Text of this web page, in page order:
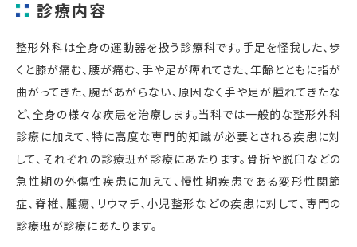
診療内容
整形外科は全身の運動器を扱う診療科です。手足を怪我した、歩
くと膝が痛む、腰が痛む、手や足が痺れてきた、年齢とともに指が
曲がってきた、腕があがらない、原因なく手や足が腫れてきたな
ど、全身の様々な疾患を治療します。当科では一般的な整形外科
診療に加えて、特に高度な専門的知識が必要とされる疾患に対
して、それぞれの診療班が診療にあたります。骨折や脱臼などの
急性期の外傷性疾患に加えて、慢性期疾患である変形性関節
症、脊椎、腫瘍、リウマチ、小児整形などの疾患に対して、専門の
診療班が診療にあたります。